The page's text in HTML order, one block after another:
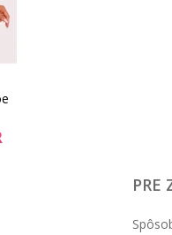
PRE